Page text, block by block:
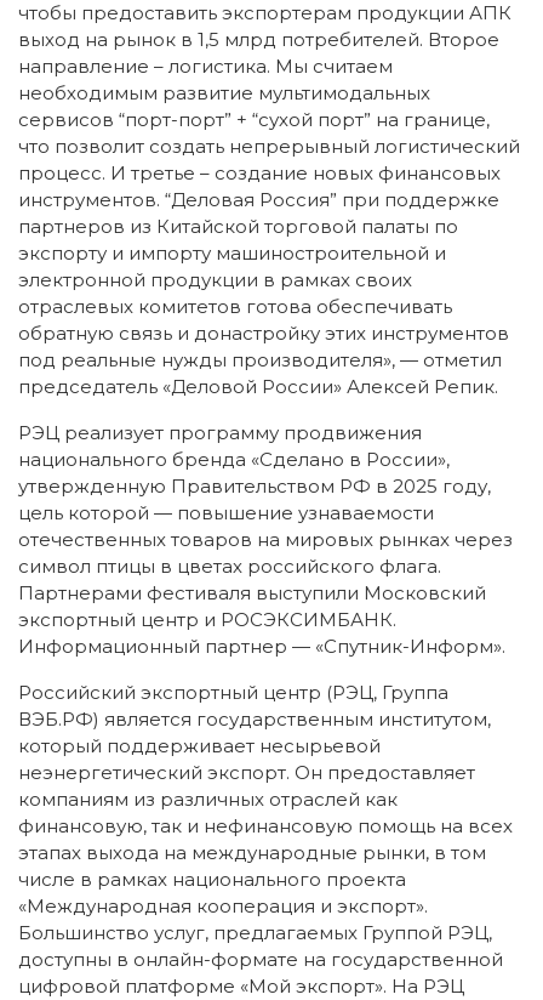
чтобы предоставить экспортерам продукции АПК
выход на рынок в 1,5 млрд потребителей. Второе
направление – логистика. Мы считаем
необходимым развитие мультимодальных
сервисов “порт-порт” + “сухой порт” на границе,
что позволит создать непрерывный логистический
процесс. И третье – создание новых финансовых
инструментов. “Деловая Россия” при поддержке
партнеров из Китайской торговой палаты по
экспорту и импорту машиностроительной и
электронной продукции в рамках своих
отраслевых комитетов готова обеспечивать
обратную связь и донастройку этих инструментов
под реальные нужды производителя», — отметил
председатель «Деловой России» Алексей Репик.
РЭЦ реализует программу продвижения
национального бренда «Сделано в России»,
утвержденную Правительством РФ в 2025 году,
цель которой — повышение узнаваемости
отечественных товаров на мировых рынках через
символ птицы в цветах российского флага.
Партнерами фестиваля выступили Московский
экспортный центр и РОСЭКСИМБАНК.
Информационный партнер — «Спутник-Информ».
Российский экспортный центр (РЭЦ, Группа
ВЭБ.РФ) является государственным институтом,
который поддерживает несырьевой
неэнергетический экспорт. Он предоставляет
компаниям из различных отраслей как
финансовую, так и нефинансовую помощь на всех
этапах выхода на международные рынки, в том
числе в рамках национального проекта
«Международная кооперация и экспорт».
Большинство услуг, предлагаемых Группой РЭЦ,
доступны в онлайн-формате на государственной
цифровой платформе «Мой экспорт». На РЭЦ